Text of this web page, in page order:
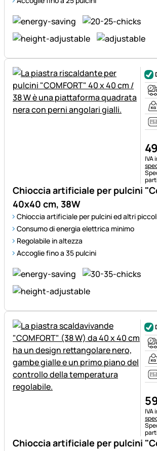
Chioccia artificiale per pulcini
40x40 cm, 38W
Chioccia artificiale per pulcini ed altri
Consumo di energia elettrica minimo
Regolabile in altezza
Accoglie fino a 35 pulcini
49
IVA
Chioccia artificiale per pulcini
IVA